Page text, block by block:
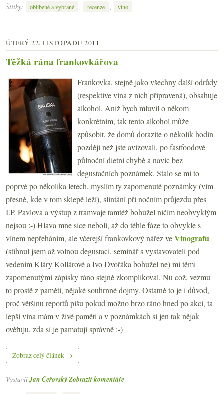
Štítky:
oblíbené a vybrané , recenze , víno
ÚTERÝ 22. LISTOPADU 2011
Těžká rána frankovkářova
Frankovka, stejně jako všechny další odrůdy
(respektive vína z nich připravená), obsahuje
alkohol. Aniž bych mluvil o někom
konkrétním, tak tento alkohol může
způsobit, že domů dorazíte o několik hodin
později než jste avizovali, po fastfoodové
půlnoční dietní chybě a navíc bez
degustačních poznámek. Stalo se mi to
poprvé po několika letech, myslím ty zapomenuté poznámky (vím
přesně, kde v tom sklepě leží), slintání při nočním průjezdu přes
I.P. Pavlova a výstup z tramvaje tamtéž bohužel ničím neobvyklým
nejsou :-) Hlava mne sice nebolí, až do téhle fáze to obvykle s
vínem nepřeháním, ale včerejší frankovkový nářez veVinografu
(stihnul jsem až volnou degustaci, seminář s vystavovateli pod
vedením Kláry Kollárové a Ivo Dvořáka bohužel ne) mi těmi
zapomenutými zápisky ráno stejně zkomplikoval. Nu což, vezmu
to prostě z paměti, nějaké souhrnné dojmy. Ostatně to je i důvod,
proč většinu reportů píšu pokud možno brzo ráno hned po akci, ta
lepší vína mám v živé paměti a v poznámkách si jen tak nějak
ověřuju, zda si je pamatuji správně :-)
Zobraz celý článek →
VystavilJan ČeřovskýZobrazit komentáře